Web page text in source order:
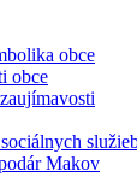
obce
obce
Makov